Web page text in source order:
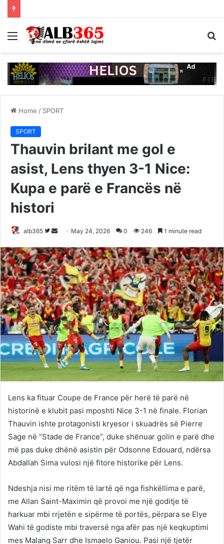
Menu
Home / SPORT
SPORT
Thauvin brilant me gol e
asist, Lens thyen 3-1 Nice:
Kupa e parë e Francës në
histori
alb365
Follow
Twitter
Send
email
May 24, 2026 0 246 1 minute read
Lens ka fituar Coupe de France për herë të parë në
historinë e klubit pasi mposhti Nice 3-1 në finale. Florian
Thauvin ishte protagonisti kryesor i skuadrës së Pierre
Sage në “Stade de France”, duke shënuar golin e parë dhe
më pas duke dhënë asistin për Odsonne Edouard, ndërsa
Abdallah Sima vulosi një fitore historike për Lens.
Ndeshja nisi me ritëm të lartë që nga fishkëllima e parë,
me Allan Saint-Maximin që provoi me një goditje të
harkuar mbi rrjetën e sipërme të portës, përpara se Elye
Wahi të godiste mbi traversë nga afër pas një keqkuptimi
mes Malang Sarr dhe Ismaelo Ganiou. Pasi një tjetër